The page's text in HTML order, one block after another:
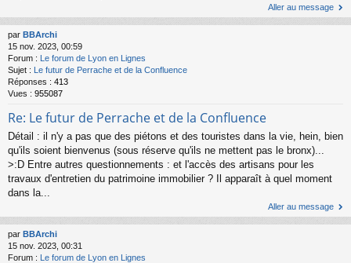
Aller au message
par BBArchi
15 nov. 2023, 00:59
Forum : Le forum de Lyon en Lignes
Sujet : Le futur de Perrache et de la Confluence
Réponses : 413
Vues : 955087
Re: Le futur de Perrache et de la Confluence
Détail : il n'y a pas que des piétons et des touristes dans la vie, hein, bien
qu'ils soient bienvenus (sous réserve qu'ils ne mettent pas le bronx)...
>:D Entre autres questionnements : et l'accès des artisans pour les
travaux d'entretien du patrimoine immobilier ? Il apparaît à quel moment
dans la...
Aller au message
par BBArchi
15 nov. 2023, 00:31
Forum : Le forum de Lyon en Lignes